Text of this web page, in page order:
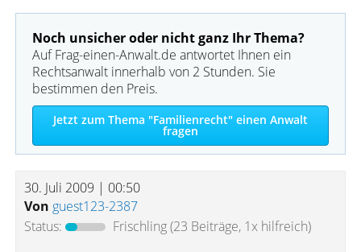
Noch unsicher oder nicht ganz Ihr Thema?
Auf Frag-einen-Anwalt.de antwortet Ihnen ein
Rechtsanwalt innerhalb von 2 Stunden. Sie
bestimmen den Preis.
Jetzt zum Thema "Familienrecht" einen Anwalt
fragen
30. Juli 2009 | 00:50
Von guest123-2387
Status:
Frischling(23 Beiträge, 1x hilfreich)